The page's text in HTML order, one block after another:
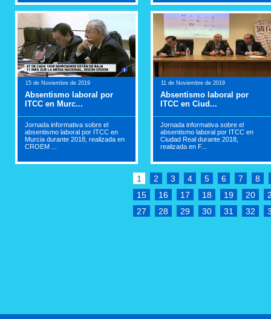
15 de Noviembre de 2019
Absentismo laboral por
ITCC en Murc...
Jornada informativa sobre el
absentismo laboral por ITCC en
Murcia durante 2018, realizada en
CROEM ...
11 de Noviembre de 2019
Absentismo laboral por
ITCC en Ciud...
Jornada informativa sobre el
absentismo laboral por ITCC en
Ciudad Real durante 2018,
realizada en F...
1 2 3 4 5 6 7
8
15
16 17 18 19 20
27
28 29 30 31 32